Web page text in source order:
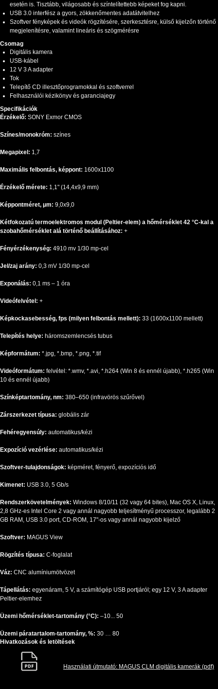
esetén is. Tisztább, világosabb és színtelítettebb képeket fog kapni.
USB 3.0 interfész a gyors, zökkenőmentes adatátvitelhez
Szoftver fényképek és videók rögzítésére, szerkesztésre, külső kijelzőn történő
megjelenítésre, valamint lineáris és szögmérésre
Csomag
Digitális kamera
USB-kábel
12 V 3 A adapter
Tok
Telepítő CD illesztőprogramokkal és szoftverrel
Felhasználói kézikönyv és garanciajegy
Specifikációk
Érzékelő: SONY Exmor CMOS
Színes/monokróm: színes
Megapixel: 1,7
Maximális felbontás, képpont: 1600x1100
Érzékelő mérete: 1,1" (14,4x9,9 mm)
Képpontméret, μm: 9,0x9,0
Kétfokozatú termoelektromos modul (Peltier-elem) a hőmérséklet 42 °C-kal a
szobahőmérséklet alá történő beállításához: +
Fényérzékenység: 4910 mv 1/30 mp-cel
Jel/zaj arány: 0,3 mV 1/30 mp-cel
Exponálás: 0,1 ms – 1 óra
Videófelvétel: +
Képkockasebesség, fps (milyen felbontás mellett): 33 (1600x1100 mellett)
Telepítés helye: háromszemlencsés tubus
Képformátum: *.jpg, *.bmp, *.png, *.tif
Videóformátum: felvétel: *.wmv, *.avi, *.h264 (Win 8 és ennél újabb), *.h265 (Win
10 és ennél újabb)
Színképtartomány, nm: 380–650 (infravörös szűrővel)
Zárszerkezet típusa: globális zár
Fehéregyensúly: automatikus/kézi
Expozíció vezérlése: automatikus/kézi
Szoftver-tulajdonságok: képméret, fényerő, expozíciós idő
Kimenet: USB 3.0, 5 Gb/s
Rendszerkövetelmények: Windows 8/10/11 (32 vagy 64 bites), Mac OS X, Linux,
2,8 GHz-es Intel Core 2 vagy annál nagyobb teljesítményű processzor, legalább 2
GB RAM, USB 3.0 port, CD-ROM, 17"-os vagy annál nagyobb kijelző
Szoftver: MAGUS View
Rögzítés típusa: C-foglalat
Váz: CNC alumíniumötvözet
Tápellátás: egyenáram, 5 V, a számítógép USB portjáról; egy 12 V, 3 A adapter
Peltier-elemhez
Üzemi hőmérséklet-tartomány (°C): –10... 50
Üzemi páratartalom-tartomány, %: 30 … 80
Hivatkozások és letöltések
Használati útmutató: MAGUS CLM digitális kamerák (pdf)